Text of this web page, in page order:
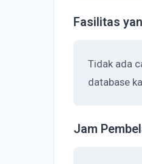
Fasilitas
Tidak ada
database
Jam